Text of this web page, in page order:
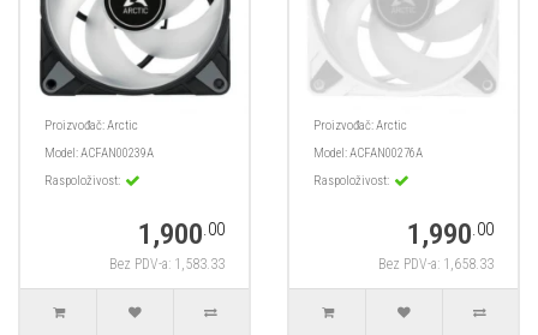
Proizvođač:Arctic
Model:ACFAN00239A
Raspoloživost:
1,900.00
Bez PDV-a: 1,583.33
Proizvođač:Arctic
Model:ACFAN00276A
Raspoloživost:
1,990.00
Bez PDV-a: 1,658.33